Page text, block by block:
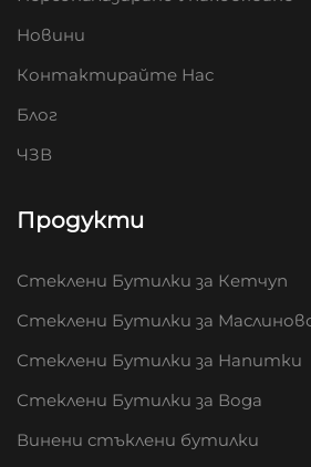
Новини
Контактирайте Нас
Блог
ЧЗВ
Продукти
Стеклени Бутилки за Кетчуп
Стеклени Бутилки за
Стеклени Бутилки за Напитки
Стеклени Бутилки за Вода
Винени стъклени бутилки